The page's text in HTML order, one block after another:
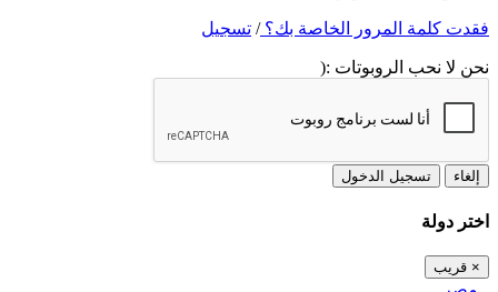
فقدت كلمة المرور الخاصة بك؟/ تسجيل
نحن لا نحب الروبوتات :(
إلغاء تسجيل الدخول
اختر دولة
× قريب